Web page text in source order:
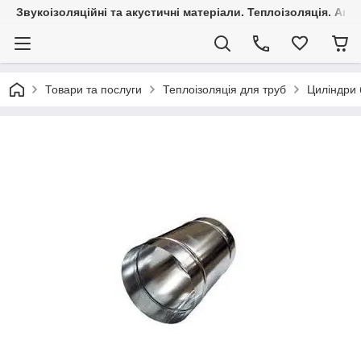
Звукоізоляційні та акустичні матеріали. Теплоізоляція.
Товари та послуги Теплоізоляція для труб Циліндри